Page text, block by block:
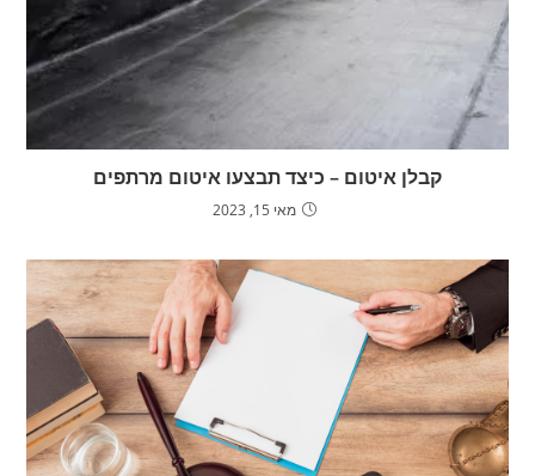
קבלן איטום – כיצד תבצעו איטום מרתפים
מאי 15, 2023